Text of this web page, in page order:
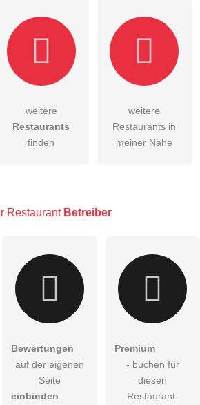
ich dieAGB
habe ich zur Kenntnis genommen.
Sie, öffentliche Fragen sind
stellen.
weitere
Restaurants
finden
weitere
Restaurants in
meiner Nähe
Restaurant Betreiber
Bewertungen
auf der eigenen
Seite
einbinden
Premium
- buchen für
diesen
Restaurant-